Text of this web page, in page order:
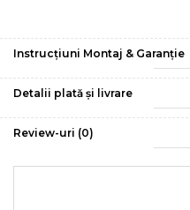
Instrucțiuni Montaj & Garanție
Detalii plată și livrare
Review-uri (0)